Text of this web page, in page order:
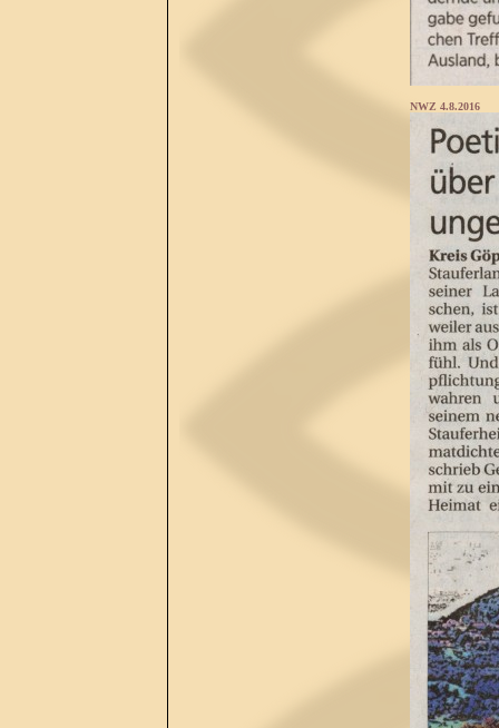
NWZ 4.8.2016